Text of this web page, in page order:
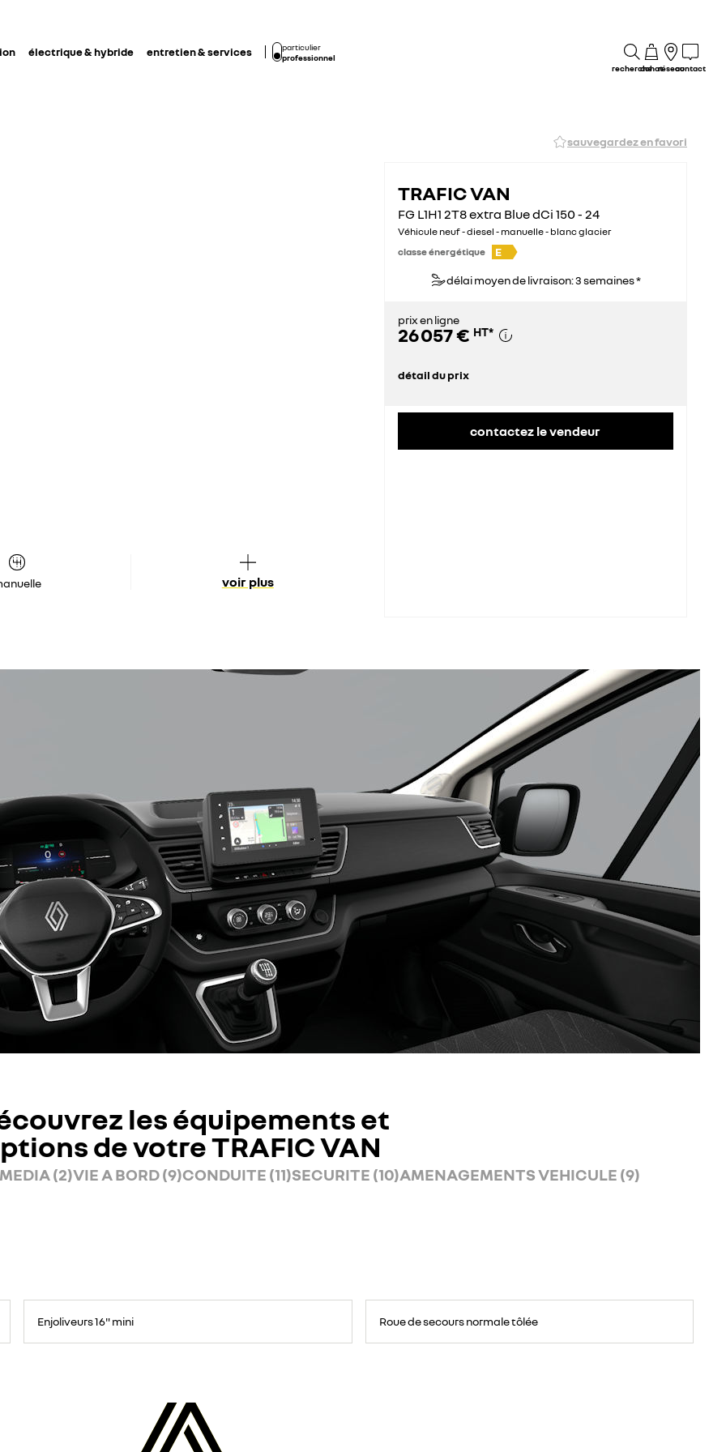
électrique & hybride entretien & services
particulier
professionnel
rechercheachatréseaucontact
sauvegardez en favori
voir plus
TRAFIC VAN
FG L1H1 2T8 extra Blue dCi 150 - 24
Véhicule neuf - diesel - manuelle - blanc glacier
classe énergétique
E
délai moyen de livraison: 3 semaines *
prix en ligne
26 057 € HT*
détail du prix
contactez le vendeur
les équipements et
de votre TRAFIC VAN
(2)VIE A BORD (9)CONDUITE (11)SECURITE (10)AMENAGEMENTS VEHICULE (9)
Enjoliveurs 16" mini
secours
Roue de secours normale tôlée